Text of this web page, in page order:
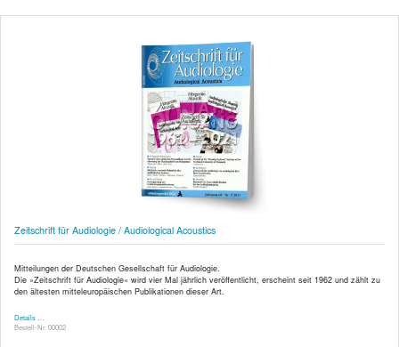
Zeitschrift für Audiologie / Audiological Acoustics
Mitteilungen der Deutschen Gesellschaft für Audiologie.
Die »Zeitschrift für Audiologie« wird vier Mal jährlich veröffentlicht, erscheint seit 1962 und zählt zu
den ältesten mitteleuropäischen Publikationen dieser Art.
Details …
Bestell-Nr. 00002